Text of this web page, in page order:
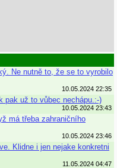
Ne nutně to, že se to vyrobilo
10.05.2024 22:35
pak už to vůbec nechápu.:-)
10.05.2024 23:43
má třeba zahraničního
10.05.2024 23:46
Klidne i jen nejake konkretni
11.05.2024 04:47